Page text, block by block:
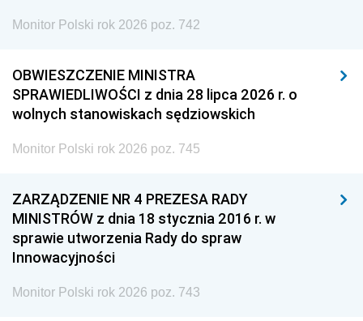
Monitor Polski rok 2026 poz. 742
OBWIESZCZENIE MINISTRA
SPRAWIEDLIWOŚCI z dnia 28 lipca 2026 r. o
wolnych stanowiskach sędziowskich
Monitor Polski rok 2026 poz. 745
ZARZĄDZENIE NR 4 PREZESA RADY
MINISTRÓW z dnia 18 stycznia 2016 r. w
sprawie utworzenia Rady do spraw
Innowacyjności
Monitor Polski rok 2026 poz. 743